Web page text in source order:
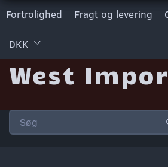
Fortrolighed Fragt og levering
DKK
West